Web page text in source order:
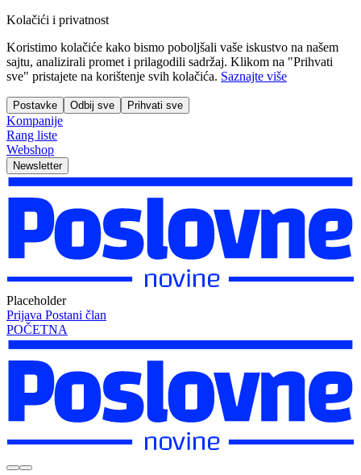
Kolačići i privatnost
Koristimo kolačiće kako bismo poboljšali vaše iskustvo na našem
sajtu, analizirali promet i prilagodili sadržaj. Klikom na "Prihvati
sve" pristajete na korištenje svih kolačića. Saznajte više
Postavke Odbij sve Prihvati sve
Kompanije
Rang liste
Webshop
Newsletter
Placeholder
Prijava Postani član
POČETNA